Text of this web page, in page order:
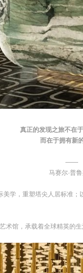
真正的发现之旅不在
而在于拥有新
——
马赛尔·普
美学，重塑塔尖人居标准
术馆，承载着全球精英的